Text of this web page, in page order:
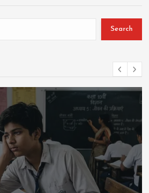
Search
Lifestyle Mutual fund society Travel